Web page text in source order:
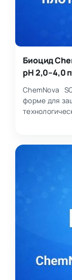
Биоцид
pH 2,0–4,0
ChemNova
форме для